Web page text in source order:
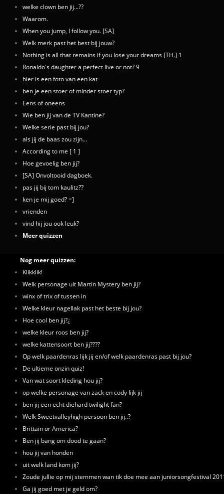
welke clown ben jij...??
Waarom.
When you jump, I follow you. [SA]
Welk merk past het best bij jouw?
Nothing is all that remains if you lose your dreams [TH.] 1
Ronaldo's daughter a perfect live or not? 9
hier is een foto van een kat
ben je een stoer of minder stoer typ?
Eens of oneens
Wie ben jij van de TV Kantine?
Welke serie past bij jou?
als jij de baas zou zijn...
According to me [ 1 ]
Hoe gevoelig ben jij?
[SA] Onvoltooid dagboek.
pas jij bij tom kaulitz??
ken je mij goed? =]
vrienden
vind hij jou ook leuk?
Meer quizzen
Nog meer quizzen:
Klikklik!
Welk personage uit Martin Mystery ben jij?
winx of trix of tussen in
Welke kleur nagellak past het beste bij jou?
Hoe cool ben jij?¿
welke kleur roos ben jij?
welke kattensoort ben jij????
Op welk paardenras lijk jij en/of welk paardenras past bij jou?
De ultieme onzin quiz!
Van wat soort kleding hou jij?
op welke personage van zack en cody lijk jij
ben jij een echt diehard twilight fan?
Welk Sweetvalleyhigh persoon ben jij..?
Brittain or America?
Ben jij bang om dood te gaan?
hou jij van honden
uit welk land kom jij?
Zoude jullie op mij stemmen wan tik doe mee aan juniorsongfestival
Ga jij goed met je geld om?